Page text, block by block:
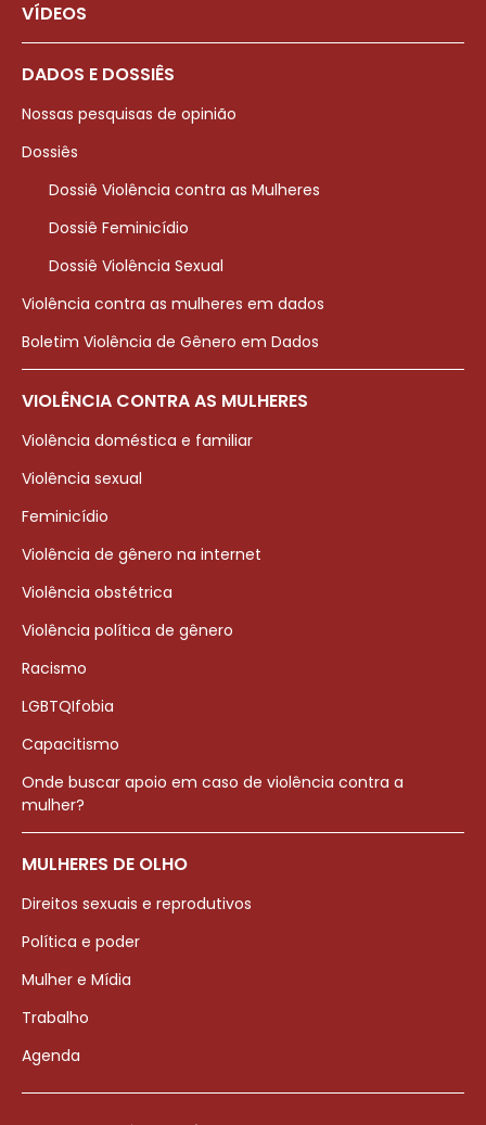
VÍDEOS
DADOS E DOSSIÊS
Nossas pesquisas de opinião
Dossiês
Dossiê Violência contra as Mulheres
Dossiê Feminicídio
Dossiê Violência Sexual
Violência contra as mulheres em dados
Boletim Violência de Gênero em Dados
VIOLÊNCIA CONTRA AS MULHERES
Violência doméstica e familiar
Violência sexual
Feminicídio
Violência de gênero na internet
Violência obstétrica
Violência política de gênero
Racismo
LGBTQIfobia
Capacitismo
Onde buscar apoio em caso de violência contra a
mulher?
MULHERES DE OLHO
Direitos sexuais e reprodutivos
Política e poder
Mulher e Mídia
Trabalho
Agenda